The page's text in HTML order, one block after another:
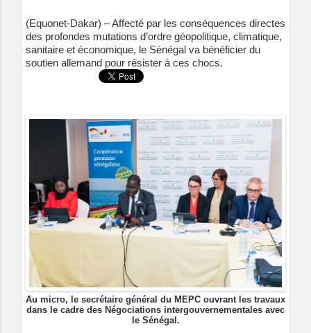
(Equonet-Dakar) – Affecté par les conséquences directes
des profondes mutations d’ordre géopolitique, climatique,
sanitaire et économique, le Sénégal va bénéficier du
soutien allemand pour résister à ces chocs.
Au micro, le secrétaire général du MEPC ouvrant les travaux
dans le cadre des Négociations intergouvernementales avec
le Sénégal.